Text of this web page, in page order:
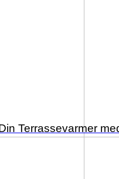
Terrassevarmer